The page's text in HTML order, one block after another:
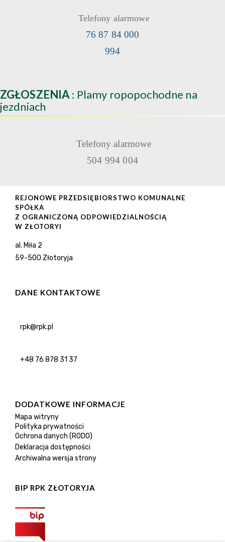
Telefony alarmowe
76 87 84 000
994
ZGŁOSZENIA : Plamy ropopochodne na
jezdniach
Telefony alarmowe
504 994 004
REJONOWE PRZEDSIĘBIORSTWO KOMUNALNE
SPÓŁKA
Z OGRANICZONĄ ODPOWIEDZIALNOŚCIĄ
W ZŁOTORYI
al. Miła 2
59-500 Złotoryja
DANE KONTAKTOWE
rpk@rpk.pl
+48 76 878 31 37
DODATKOWE INFORMACJE
Mapa witryny
Polityka prywatności
Ochrona danych (RODO)
Deklaracja dostępności
Archiwalna wersja strony
BIP RPK ZŁOTORYJA